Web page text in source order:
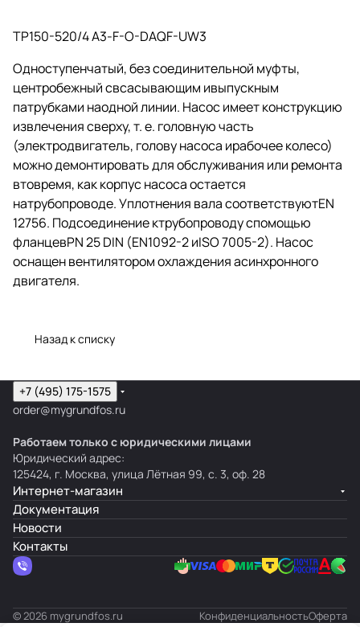
TP150-520/4 A3-F-O-DAQF-UW3
Одноступенчатый, без соединительной муфты,
центробежный свсасывающим ивыпускным
патрубками наодной линии. Насос имеет конструкцию
извлечения сверху,т. е. головную часть
(электродвигатель, голову насоса ирабочее колесо)
можно демонтировать для обслуживания или ремонта
втовремя, как корпус насоса остается
натрубопроводе. Уплотнения вала соответствуютEN
12756. Подсоединение ктрубопроводу спомощью
фланцевPN 25 DIN (EN1092-2 иISO 7005-2). Насос
оснащен вентилятором охлаждения асинхронного
двигателя.
Назад к списку
+7 (495) 175-1575
order@mygrundfos.ru
Работаем только с юридическими лицами
Юридический адрес:
125424, г. Москва, улица Лётная 99, с. 3, оф. 28
Интернет-магазин
Документация
Новости
Контакты
© 2026 mygrundfos.ru КонфиденциальностьОферта